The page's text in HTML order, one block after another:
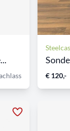
€ 120,-